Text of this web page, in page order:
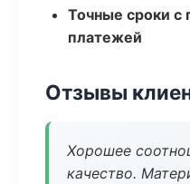
Точные сроки с
платежей
Отзывы
Хорошее
качество.